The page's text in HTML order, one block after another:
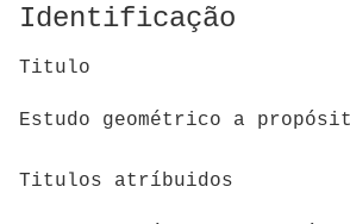
Identificação
Titulo
Estudo geométrico a
Titulos atríbuidos